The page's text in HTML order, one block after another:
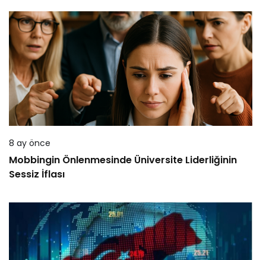
8 ay önce
Mobbingin Önlenmesinde Üniversite Liderliğinin
Sessiz İflası